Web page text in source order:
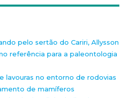
pelo sertão do Cariri, Allysson
referência para a paleontologia
lavouras no entorno de rodovias
de mamíferos